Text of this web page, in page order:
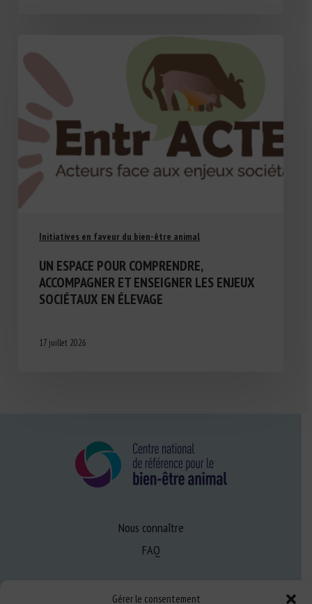
Gérer le consentement
Initiatives en faveur du bien-être animal
UN ESPACE POUR COMPRENDRE,
ACCOMPAGNER ET ENSEIGNER LES ENJEUX
SOCIÉTAUX EN ÉLEVAGE
17 juillet 2026
Nous connaître
FAQ
Expertise